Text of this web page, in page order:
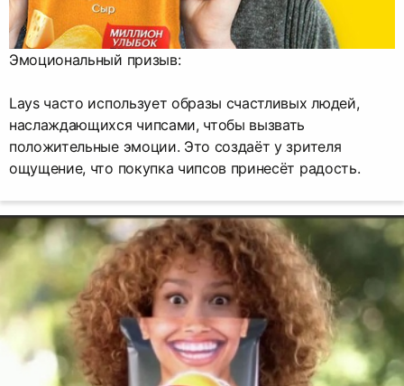
Эмоциональный призыв:
Lays часто использует образы счастливых людей,
наслаждающихся чипсами, чтобы вызвать
положительные эмоции. Это создаёт у зрителя
ощущение, что покупка чипсов принесёт радость.